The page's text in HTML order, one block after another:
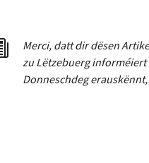
Merci, dattdir dësen
zu Lëtzebuerg
Donneschdeg